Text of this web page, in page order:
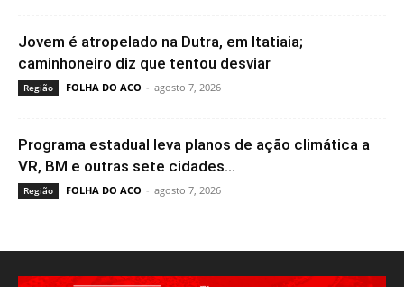
Jovem é atropelado na Dutra, em Itatiaia;
caminhoneiro diz que tentou desviar
Região FOLHA DO ACO - agosto 7, 2026
Programa estadual leva planos de ação climática a
VR, BM e outras sete cidades...
Região FOLHA DO ACO - agosto 7, 2026